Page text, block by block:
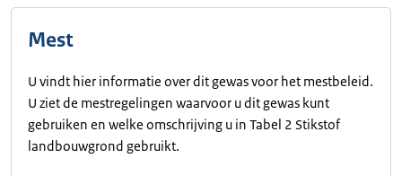
Mest
U vindt hier informatie over dit gewas voor het mestbeleid.
U ziet de mestregelingen waarvoor u dit gewas kunt
gebruiken en welke omschrijving u in Tabel 2 Stikstof
landbouwgrond gebruikt.